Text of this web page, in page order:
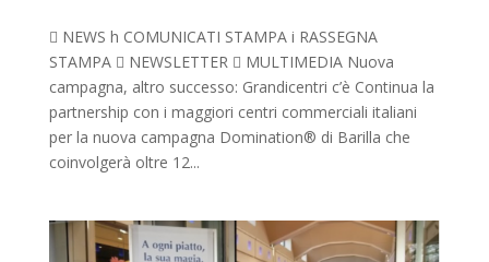
 NEWS h COMUNICATI STAMPA i RASSEGNA
STAMPA  NEWSLETTER  MULTIMEDIA Nuova
campagna, altro successo: Grandicentri c’è Continua la
partnership con i maggiori centri commerciali italiani
per la nuova campagna Domination® di Barilla che
coinvolgerà oltre 12...